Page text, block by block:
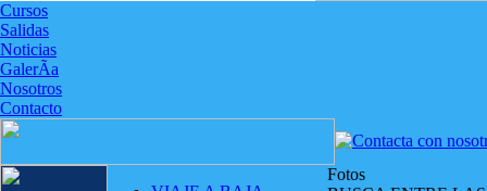
Cursos
Salidas
Noticias
GalerÃ­a
Nosotros
Contacto
Fotos